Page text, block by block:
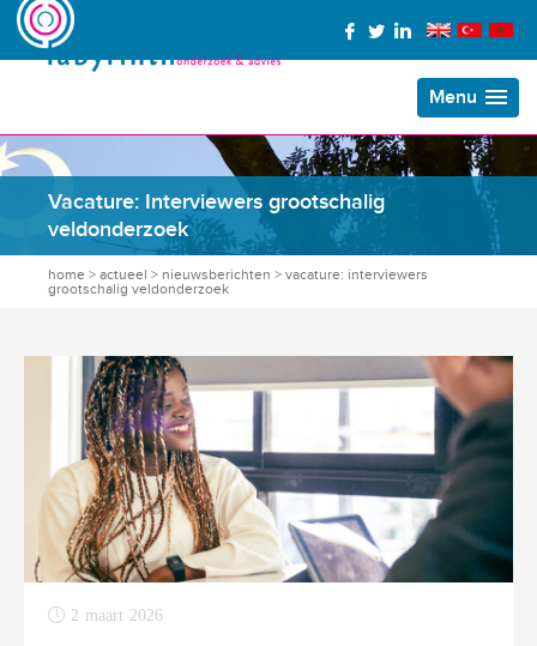
Menu
Vacature: Interviewers grootschalig
veldonderzoek
home > actueel > nieuwsberichten > vacature: interviewers
grootschalig veldonderzoek
2 maart 2026